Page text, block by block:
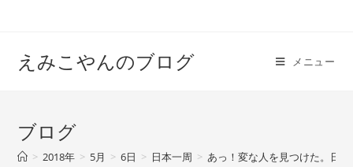
えみこやんのブログ メニュー
ブログ
> 2018年 > 5月 > 6日 > 日本一周 > あっ！変な人を見つけた。日